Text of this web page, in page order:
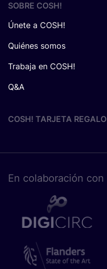
SOBRE COSH!
Únete a COSH!
Quiénes somos
Trabaja en COSH!
Q&A
COSH! TARJETA REGALO
En cola­bo­ra­ción con